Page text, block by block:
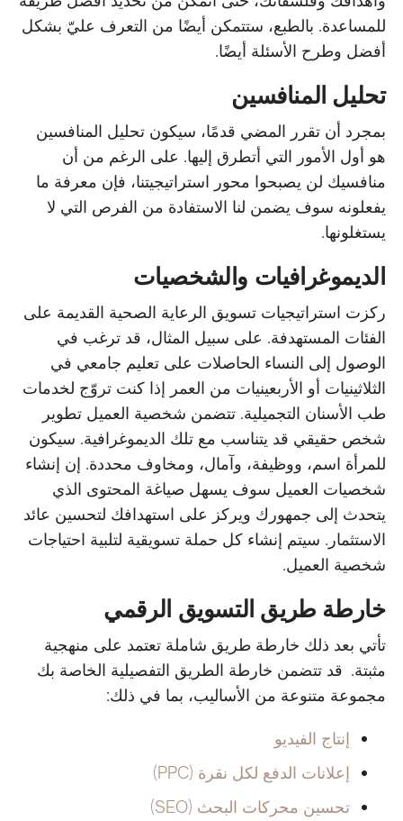
للمساعدة. بالطبع، ستتمكن أيضًا من التعرف عليّ بشكل
أفضل وطرح الأسئلة أيضًا.
تحليل المنافسين
بمجرد أن تقرر المضي قدمًا، سيكون تحليل المنافسين
هو أول الأمور التي أتطرق إليها. على الرغم من أن
منافسيك لن يصبحوا محور استراتيجيتنا، فإن معرفة ما
يفعلونه سوف يضمن لنا الاستفادة من الفرص التي لا
يستغلونها.
الديموغرافيات والشخصيات
ركزت استراتيجيات تسويق الرعاية الصحية القديمة على
الفئات المستهدفة. على سبيل المثال، قد ترغب في
الوصول إلى النساء الحاصلات على تعليم جامعي في
الثلاثينيات أو الأربعينيات من العمر إذا كنت تروّج لخدمات
طب الأسنان التجميلية. تتضمن شخصية العميل تطوير
شخص حقيقي قد يتناسب مع تلك الديموغرافية. سيكون
للمرأة اسم، ووظيفة، وآمال، ومخاوف محددة. إن إنشاء
شخصيات العميل سوف يسهل صياغة المحتوى الذي
يتحدث إلى جمهورك ويركز على استهدافك لتحسين عائد
الاستثمار. سيتم إنشاء كل حملة تسويقية لتلبية احتياجات
شخصية العميل.
خارطة طريق التسويق الرقمي
تأتي بعد ذلك خارطة طريق شاملة تعتمد على منهجية
مثبتة. قد تتضمن خارطة الطريق التفصيلية الخاصة بك
مجموعة متنوعة من الأساليب، بما في ذلك:
إنتاج الفيديو
إعلانات الدفع لكل نقرة (PPC)
تحسين محركات البحث (SEO)